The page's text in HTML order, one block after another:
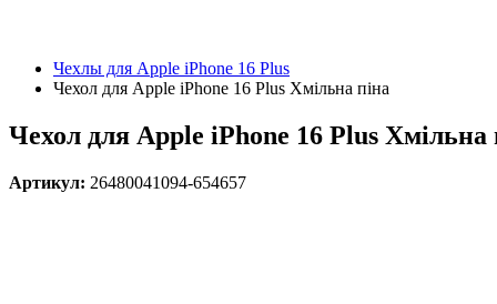
Чехлы для Apple iPhone 16 Plus
Чехол для Apple iPhone 16 Plus Хмільна піна
Чехол для Apple iPhone 16 Plus Хмільна
Артикул: 26480041094-654657